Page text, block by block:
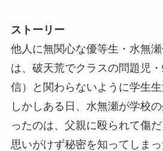
ストーリー
他人に無関心な優等生・水無瀬
は、破天荒でクラスの問題児
信）と関わらないように学生生
しかしある日、水無瀬が学校
ったのは、父親に殴られて傷だ
思いがけず秘密を知ってしま